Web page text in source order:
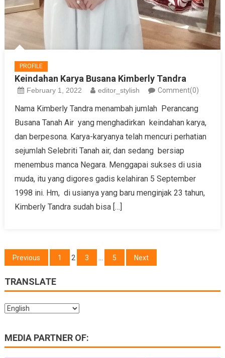
PROFILE
Keindahan Karya Busana Kimberly Tandra
February 1, 2022 editor_stylish Comment(0)
Nama Kimberly Tandra menambah jumlah Perancang
Busana Tanah Air yang menghadirkan keindahan karya,
dan berpesona. Karya-karyanya telah mencuri perhatian
sejumlah Selebriti Tanah air, dan sedang bersiap
menembus manca Negara. Menggapai sukses di usia
muda, itu yang digores gadis kelahiran 5 September
1998 ini. Hm, di usianya yang baru menginjak 23 tahun,
Kimberly Tandra sudah bisa […]
Posts
navigation
Previous 1 2 3 5 Next
TRANSLATE
MEDIA PARTNER OF: